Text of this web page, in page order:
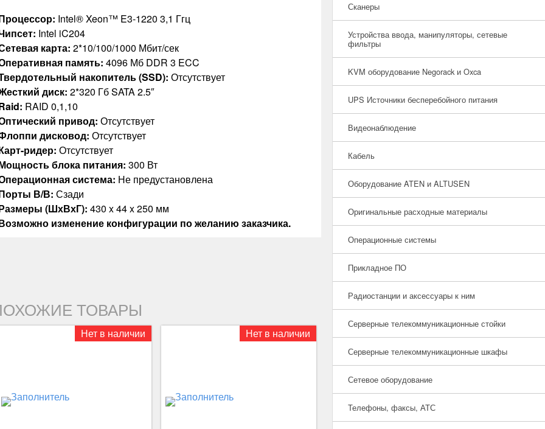
Сканеры
Устройства ввода, манипуляторы, сетевые
фильтры
KVM оборудование Negorack и Oxca
UPS Источники бесперебойного питания
Видеонаблюдение
Кабель
Оборудование ATEN и ALTUSEN
Оригинальные расходные материалы
Операционные системы
Прикладное ПО
Радиостанции и аксессуары к ним
Серверные телекоммуникационные стойки
Серверные телекоммуникационные шкафы
Сетевое оборудование
Телефоны, факсы, АТС
Intel® Xeon™ E3-1220 3,1 Ггц
Intel iC204
карта: 2*10/100/1000 Мбит/сек
память: 4096 Мб DDR 3 ECC
накопитель (SSD): Отсутствует
диск: 2*320 Гб SATA 2.5″
RAID 0,1,10
привод: Отсутствует
дисковод: Отсутствует
ридер: Отсутствует
блока питания: 300 Вт
система: Не предустановлена
В/В: Сзади
(ШхВхГ): 430 x 44 x 250 мм
изменение конфигурации по желанию заказчика.
ТОВАРЫ
Нет в наличии Нет в наличии